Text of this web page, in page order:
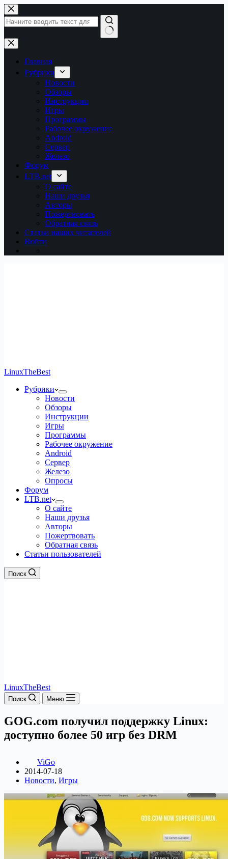
Перейти
к
сути
Ничего
не
найденоГлавная
Рубрики
Новости
Обзоры
Инструкции
Игры
Программы
Рабочее окружение
Android
Сервер
Железо
Форум
LTB.net
О сайте
Наши друзья
Авторы
Пожертвовать
Обратная связь
Статьи наших читателей
Войти
LinuxTheBest
Рубрики
Новости
Обзоры
Инструкции
Игры
Программы
Рабочее окружение
Android
Сервер
Железо
Опросы
Форум
LTB.net
О сайте
Наши друзья
Авторы
Пожертвовать
Обратная связь
Статьи пользователей
Поиск
LinuxTheBest
Поиск Меню
GOG.com получил поддержку Linux:
доступно более 50 игр без DRM
ViGo
2014-07-18
Новости, Игры